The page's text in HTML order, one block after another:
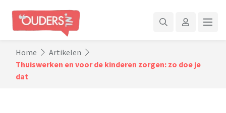
Home
Artikelen
Thuiswerken en voor de kinderen zorgen: zo doe je
dat